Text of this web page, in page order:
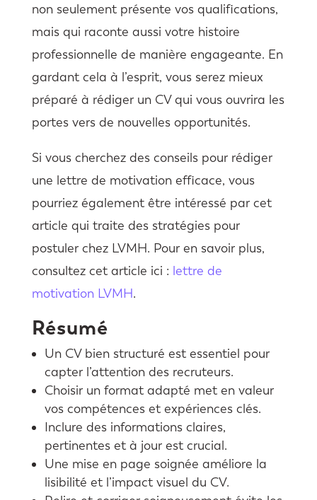
non seulement présente vos qualifications,
mais qui raconte aussi votre histoire
professionnelle de manière engageante. En
gardant cela à l’esprit, vous serez mieux
préparé à rédiger un CV qui vous ouvrira les
portes vers de nouvelles opportunités.
Si vous cherchez des conseils pour rédiger
une lettre de motivation efficace, vous
pourriez également être intéressé par cet
article qui traite des stratégies pour
postuler chez LVMH. Pour en savoir plus,
consultez cet article ici : lettre de
motivation LVMH.
Résumé
Un CV bien structuré est essentiel pour
capter l’attention des recruteurs.
Choisir un format adapté met en valeur
vos compétences et expériences clés.
Inclure des informations claires,
pertinentes et à jour est crucial.
Une mise en page soignée améliore la
lisibilité et l’impact visuel du CV.